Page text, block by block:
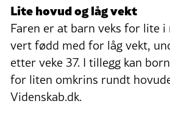
Lite hovud og låg vekt
Faren er at barn veks for lite
vert fødd med for låg vekt,
etter veke 37. I tillegg kan
for liten omkrins rundt
Videnskab.dk.